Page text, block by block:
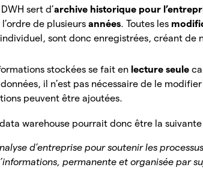
sert d’archive historique pour
de plusieursannées. Toutes les
sont donc enregistrées, créant de
stockées se fait en lecture seule
il n’est pas nécessaire de le
peuvent être ajoutées.
warehouse pourrait donc être la suivante
d’entreprise pour soutenir les
permanente et organisée par